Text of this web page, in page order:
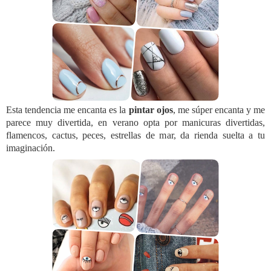
Esta tendencia me encanta es la pintar ojos, me súper encanta y me
parece muy divertida, en verano opta por manicuras divertidas,
flamencos, cactus, peces, estrellas de mar, da rienda suelta a tu
imaginación.